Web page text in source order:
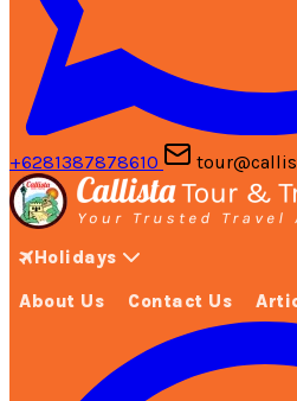
+6281387878610
Holidays
About Us Contact Us